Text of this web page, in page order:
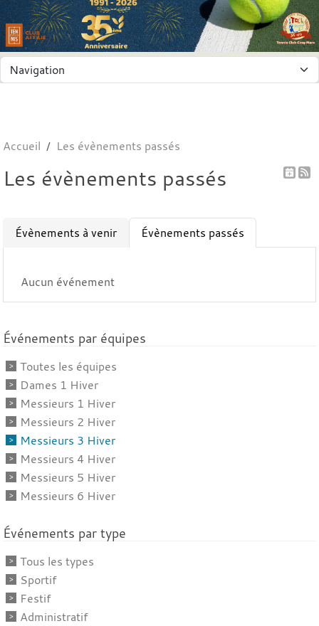
Accueil Les évènements passés
Les évènements passés
Évènements à venir Évènements passés
Aucun événement
Événements par équipes
Toutes les équipes
Dames 1 Hiver
Messieurs 1 Hiver
Messieurs 2 Hiver
Messieurs 3 Hiver
Messieurs 4 Hiver
Messieurs 5 Hiver
Messieurs 6 Hiver
Événements par type
Tous les types
Sportif
Festif
Administratif
Panneau de gestion des cookies